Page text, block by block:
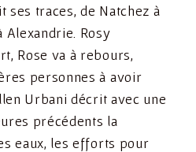
ses traces, de Natchez à
Alexandrie. Rosy
Rose va à rebours,
personnes à avoir
Urbani décrit avec une
précédents la
eaux, les efforts pour